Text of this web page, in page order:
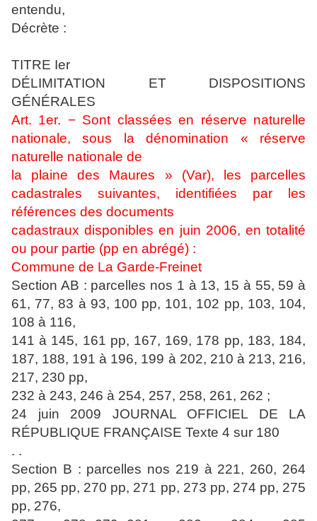
entendu,
Décrète :
TITRE Ier
DÉLIMITATION ET DISPOSITIONS
GÉNÉRALES
Art. 1er. − Sont classées en réserve naturelle
nationale, sous la dénomination « réserve
naturelle nationale de
la plaine des Maures » (Var), les parcelles
cadastrales suivantes, identifiées par les
références des documents
cadastraux disponibles en juin 2006, en totalité
ou pour partie (pp en abrégé) :
Commune de La Garde-Freinet
Section AB : parcelles nos 1 à 13, 15 à 55, 59 à
61, 77, 83 à 93, 100 pp, 101, 102 pp, 103, 104,
108 à 116,
141 à 145, 161 pp, 167, 169, 178 pp, 183, 184,
187, 188, 191 à 196, 199 à 202, 210 à 213, 216,
217, 230 pp,
232 à 243, 246 à 254, 257, 258, 261, 262 ;
24 juin 2009 JOURNAL OFFICIEL DE LA
RÉPUBLIQUE FRANÇAISE Texte 4 sur 180
. .
Section B : parcelles nos 219 à 221, 260, 264
pp, 265 pp, 270 pp, 271 pp, 273 pp, 274 pp, 275
pp, 276,